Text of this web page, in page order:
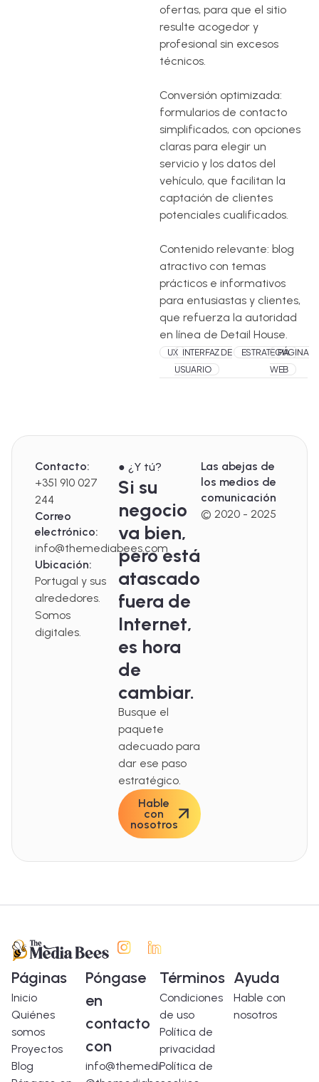
ofertas, para que el sitio
resulte acogedor y
profesional sin excesos
técnicos.
Conversión optimizada:
formularios de contacto
simplificados, con opciones
claras para elegir un
servicio y los datos del
vehículo, que facilitan la
captación de clientes
potenciales cualificados.
Contenido relevante: blog
atractivo con temas
prácticos e informativos
para entusiastas y clientes,
que refuerza la autoridad
en línea de Detail House.
UX INTERFAZ DE
USUARIO
ESTRATEGIAPÁGINA
WEB
Contacto:
+351 910 027
244
Correo
electrónico:
info@themediabees.com
Ubicación:
Portugal y sus
alrededores.
Somos
digitales.
● ¿Y tú?
Si su
negocio
va bien,
pero está
atascado
fuera de
Internet,
es hora
de
cambiar.
Busque el
paquete
adecuado para
dar ese paso
estratégico.
Hable
con
nosotros
Las abejas de
los medios de
comunicación
© 2020 - 2025
Páginas
Inicio
Quiénes
somos
Proyectos
Blog
Póngase
en
contacto
con
info@themediabees.com
Términos
Condiciones
de uso
Política de
privacidad
Política de
Ayuda
Hable con
nosotros